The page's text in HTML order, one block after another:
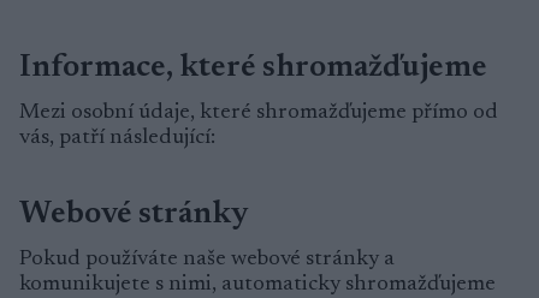
Informace, které shromažďujeme
Mezi osobní údaje, které shromažďujeme přímo od
vás, patří následující:
Webové stránky
Pokud používáte naše webové stránky a
komunikujete s nimi, automaticky shromažďujeme